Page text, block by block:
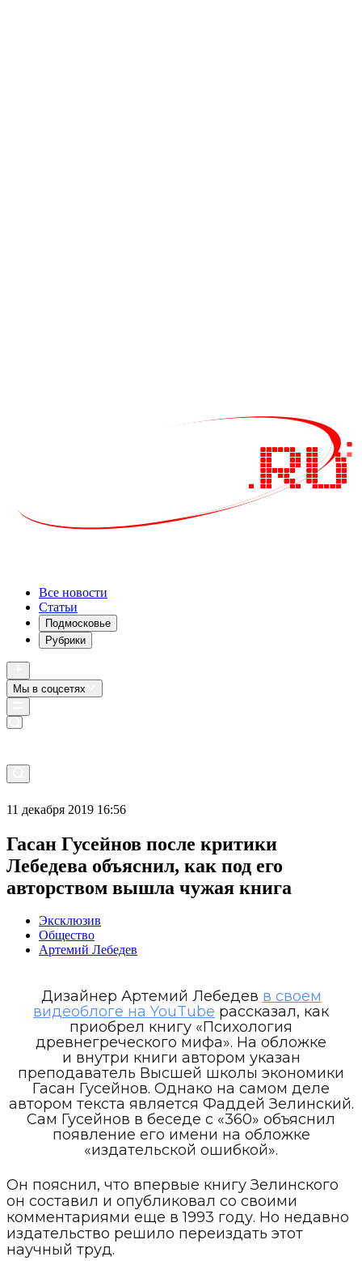
Все новости
Статьи
Подмосковье
Рубрики
Мы в соцсетях
11 декабря 2019 16:56
Гасан Гусейнов после критики
Лебедева объяснил, как под его
авторством вышла чужая книга
Эксклюзив
Общество
Артемий Лебедев
Дизайнер Артемий Лебедев в своем
видеоблоге на YouTube рассказал, как
приобрел книгу «Психология
древнегреческого мифа». На обложке
и внутри книги автором указан
преподаватель Высшей школы экономики
Гасан Гусейнов. Однако на самом деле
автором текста является Фаддей Зелинский.
Сам Гусейнов в беседе с «360» объяснил
появление его имени на обложке
«издательской ошибкой».
Он пояснил, что впервые книгу Зелинского
он составил и опубликовал со своими
комментариями еще в 1993 году. Но недавно
издательство решило переиздать этот
научный труд.